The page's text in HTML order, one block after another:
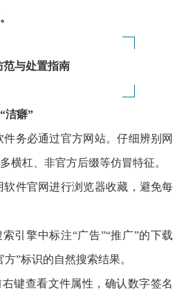
范与处置指南
洁癖”
件务必通过官方网站。仔细辨别网
横杠、非官方后缀等仿冒特征。
软件官网进行浏览器收藏，避免每
引擎中标注“广告”“推广”的下载
”标识的自然搜索结果。
键查看文件属性，确认数字签名